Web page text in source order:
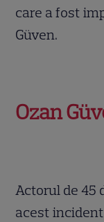
care a fost
Güven.
Ozan
Actorul de 45
acest